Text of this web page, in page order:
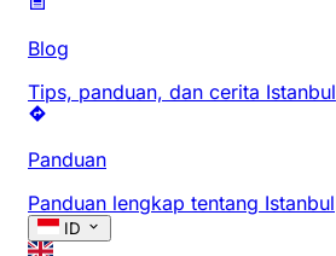
Blog
Tips, panduan, dan cerita Istanbul
Panduan
Panduan lengkap tentang Istanbul
ID